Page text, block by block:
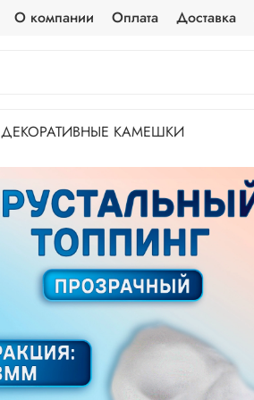
О компании Оплата Доставка
ДЕКОРАТИВНЫЕ КАМЕШКИ